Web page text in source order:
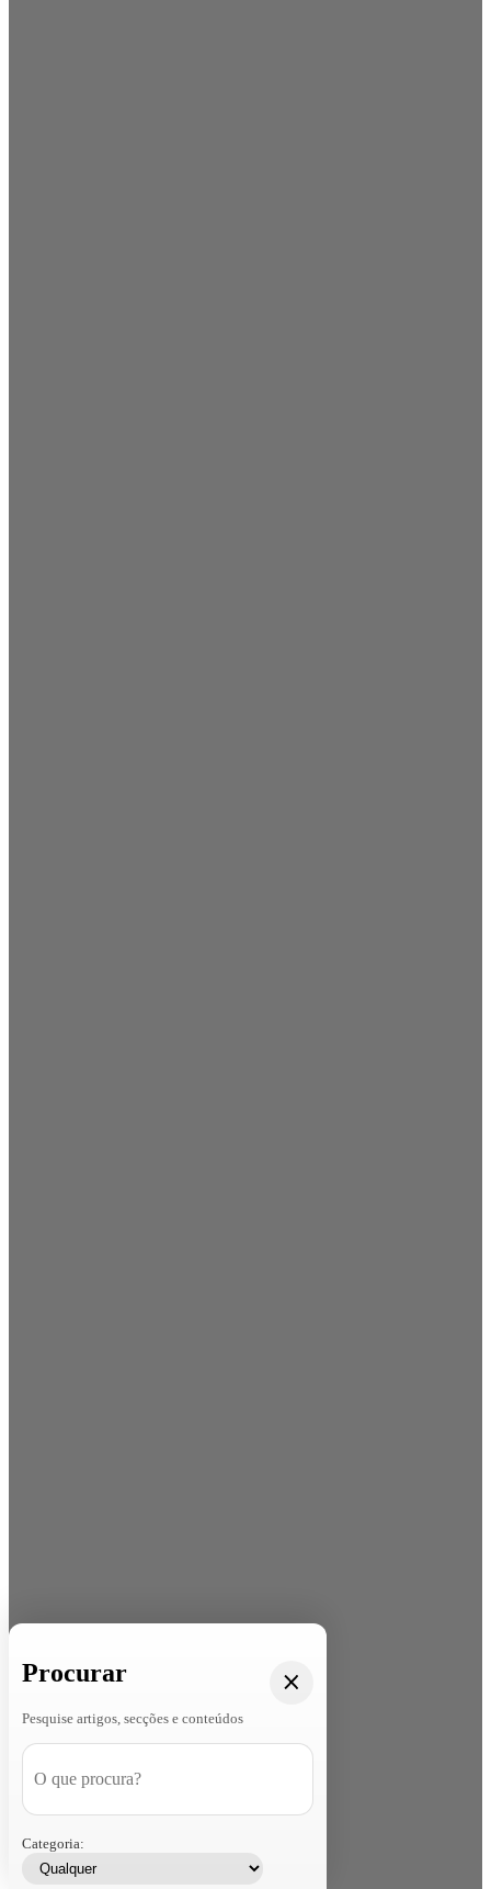
Procurar
Pesquise artigos, secções e conteúdos
Categoria: